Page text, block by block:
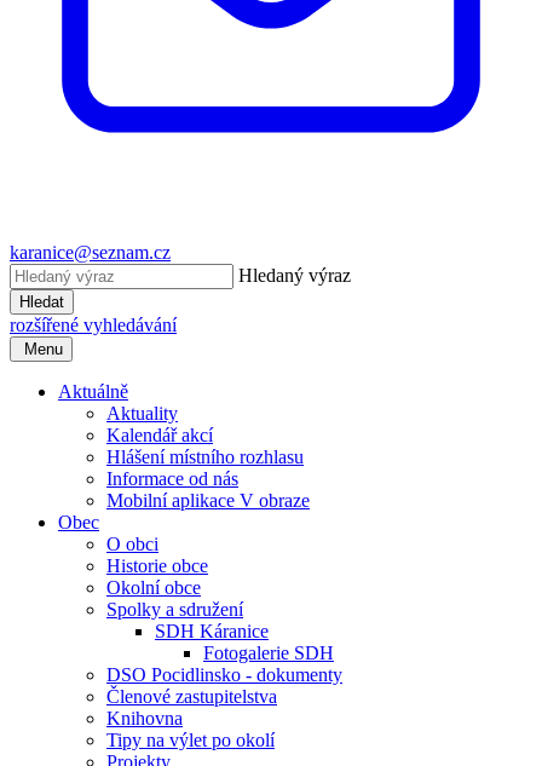
karanice@seznam.cz
Hledaný výraz
Hledat
rozšířené vyhledávání
Menu
Aktuálně
Aktuality
Kalendář akcí
Hlášení místního rozhlasu
Informace od nás
Mobilní aplikace V obraze
Obec
O obci
Historie obce
Okolní obce
Spolky a sdružení
SDH Káranice
Fotogalerie SDH
DSO Pocidlinsko - dokumenty
Členové zastupitelstva
Knihovna
Tipy na výlet po okolí
Projekty